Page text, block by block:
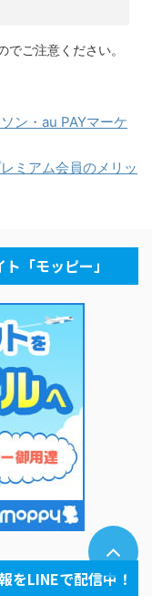
ご注意ください。
ン・au PAYマーケ
ミアム会員のメリッ
「モッピー」
をLINEで配信中！